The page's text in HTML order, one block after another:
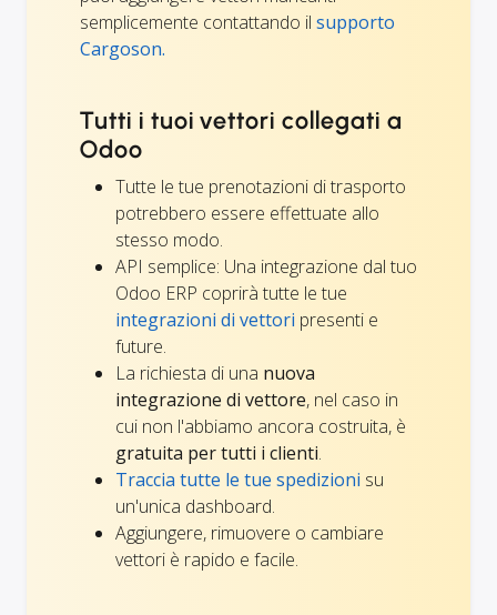
semplicemente contattando il supporto
Cargoson.
Tutti i tuoi vettori collegati a
Odoo
Tutte le tue prenotazioni di trasporto
potrebbero essere effettuate allo
stesso modo.
API semplice: Una integrazione dal tuo
Odoo ERP coprirà tutte le tue
integrazioni di vettori presenti e
future.
La richiesta di una nuova
integrazione di vettore, nel caso in
cui non l'abbiamo ancora costruita, è
gratuita per tutti i clienti.
Traccia tutte le tue spedizioni su
un'unica dashboard.
Aggiungere, rimuovere o cambiare
vettori è rapido e facile.